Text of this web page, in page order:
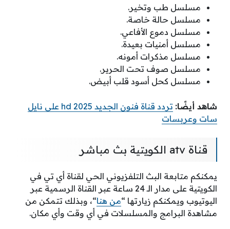
مسلسل طب وتخير.
مسلسل حالة خاصة.
مسلسل دموع الأفاعي.
مسلسل أمنيات بعيدة.
مسلسل مذكرات أمونه.
مسلسل صوف تحت الحرير.
مسلسل كحل أسود قلب أبيض.
شاهد أيضًا:
تردد قناة فنون الجديد 2025 hd على نايل
سات وعربسات
قناة atv الكويتية بث مباشر
يمكنكم متابعة البث التلفزيوني الحي لقناة أي تي في
الكويتية على مدار الـ 24 ساعة عبر القناة الرسمية عبر
اليوتيوب ويمكنكم زيارتها “من هنا“، وبذلك تتمكن من
مشاهدة البرامج والمسلسلات في أي وقت وأي مكان.